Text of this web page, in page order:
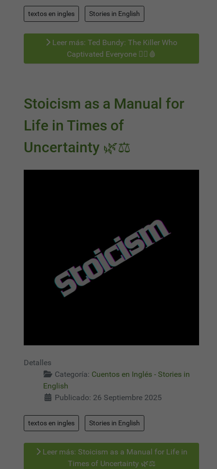
textos en ingles Stories in English
Leer más: Ted Bundy: The Killer Who
Captivated Everyone 🕵️‍♂️🩸
Stoicism as a Manual for
Life in Times of
Uncertainty 🌿⚖️
Detalles
Categoría: Cuentos en Inglés - Stories in
English
Publicado: 26 Septiembre 2025
textos en ingles Stories in English
Leer más: Stoicism as a Manual for Life in
Times of Uncertainty 🌿⚖️